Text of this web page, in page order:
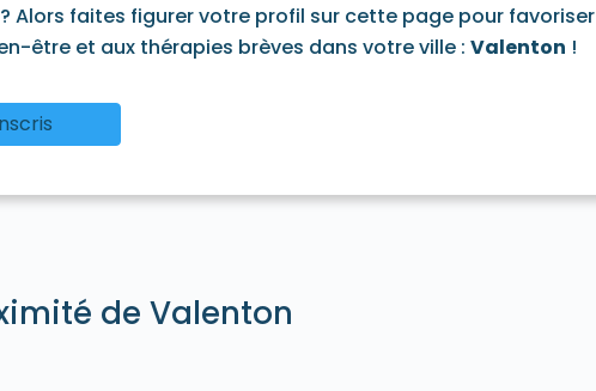
Alors faites figurer votre profil sur cette page pour favoriser
être et aux thérapies brèves dans votre ville :Valenton !
de Valenton